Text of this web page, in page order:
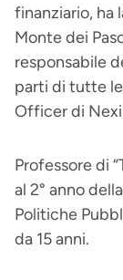
finanziario, ha
Monte dei
responsabile
parti di tutte
Officer di Nexi
Professore di
al 2° anno
Politiche
da 15 anni.